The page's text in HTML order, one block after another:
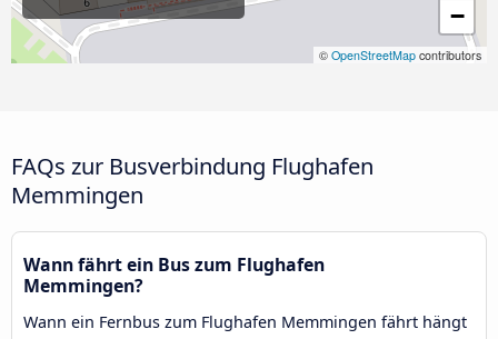
−
© OpenStreetMap contributors
FAQs zur Busverbindung Flughafen
Memmingen
Wann fährt ein Bus zum Flughafen
Memmingen?
Wann ein Fernbus zum Flughafen Memmingen fährt hängt